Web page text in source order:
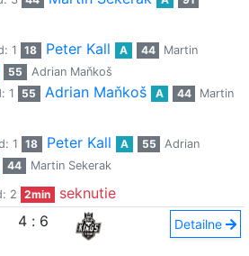
1 18 Peter Kall A 44
Martin
55
Adrian Maňkoš
1 55 Adrian Maňkoš A 44
Martin
1 18 Peter Kall A 55
Adrian
44 Martin Sekerak
2 2min
seknutie
4 : 6 Detailne